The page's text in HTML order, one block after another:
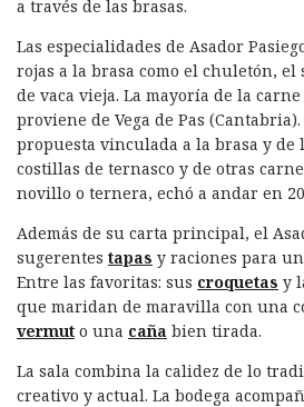
a través de las brasas.
Las especialidades de Asador
rojas a la brasa como el chuletón,
de vaca vieja. La mayoría de la
proviene de Vega de Pas
propuesta vinculada a la brasa y de
costillas de ternasco y de otras
novillo o ternera, echó a andar en
Además de su carta principal, el
sugerentes tapas y raciones para
Entre las favoritas: sus croquetas y
que maridan de maravilla con una
vermut o una caña bien tirada.
La sala combina la calidez de lo
creativo y actual. La bodega